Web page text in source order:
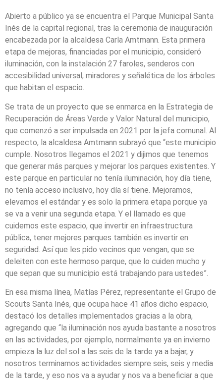
Abierto a público ya se encuentra el Parque Municipal Santa
Inés de la capital regional, tras la ceremonia de inauguración
encabezada por la alcaldesa Carla Amtmann. Esta primera
etapa de mejoras, financiadas por el municipio, consideró
iluminación, con la instalación 27 faroles, senderos con
accesibilidad universal, miradores y señalética de los árboles
que habitan el espacio.
Se trata de un proyecto que se enmarca en la Estrategia de
Recuperación de Áreas Verde y Valor Natural del municipio,
que comenzó a ser impulsada en 2021 por la jefa comunal. Al
respecto, la alcaldesa Amtmann subrayó que “este municipio
cumple. Nosotros llegamos el 2021 y dijimos que tenemos
que generar más parques y mejorar los parques existentes. Y
este parque en particular no tenía iluminación, hoy día tiene,
no tenía acceso inclusivo, hoy día sí tiene. Mejoramos,
elevamos el estándar y es solo la primera etapa porque ya
se va a venir una segunda etapa. Y el llamado es que
cuidemos este espacio, que invertir en infraestructura
pública, tener mejores parques también es invertir en
seguridad. Así que les pido vecinos que vengan, que se
deleiten con este hermoso parque, que lo cuiden mucho y
que sepan que su municipio está trabajando para ustedes”.
En esa misma línea, Matías Pérez, representante el Grupo de
Scouts Santa Inés, que ocupa hace 41 años dicho espacio,
destacó los detalles implementados gracias a la obra,
agregando que “la iluminación nos ayuda bastante a nosotros
en las actividades, por ejemplo, normalmente ya en invierno
empieza la luz del sol a las seis de la tarde ya a bajar, y
nosotros terminamos actividades siempre seis, seis y media
de la tarde, y eso nos va a ayudar y nos va a beneficiar a que